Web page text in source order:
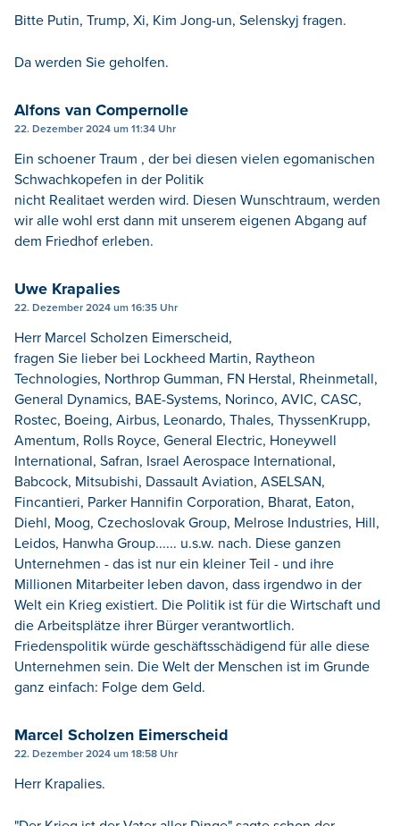
Bitte Putin, Trump, Xi, Kim Jong-un, Selenskyj fragen.
Da werden Sie geholfen.
Alfons van Compernolle
22. Dezember 2024 um 11:34 Uhr
Ein schoener Traum , der bei diesen vielen egomanischen
Schwachkopefen in der Politik
nicht Realitaet werden wird. Diesen Wunschtraum, werden
wir alle wohl erst dann mit unserem eigenen Abgang auf
dem Friedhof erleben.
Uwe Krapalies
22. Dezember 2024 um 16:35 Uhr
Herr Marcel Scholzen Eimerscheid,
fragen Sie lieber bei Lockheed Martin, Raytheon
Technologies, Northrop Gumman, FN Herstal, Rheinmetall,
General Dynamics, BAE-Systems, Norinco, AVIC, CASC,
Rostec, Boeing, Airbus, Leonardo, Thales, ThyssenKrupp,
Amentum, Rolls Royce, General Electric, Honeywell
International, Safran, Israel Aerospace International,
Babcock, Mitsubishi, Dassault Aviation, ASELSAN,
Fincantieri, Parker Hannifin Corporation, Bharat, Eaton,
Diehl, Moog, Czechoslovak Group, Melrose Industries, Hill,
Leidos, Hanwha Group...... u.s.w. nach. Diese ganzen
Unternehmen - das ist nur ein kleiner Teil - und ihre
Millionen Mitarbeiter leben davon, dass irgendwo in der
Welt ein Krieg existiert. Die Politik ist für die Wirtschaft und
die Arbeitsplätze ihrer Bürger verantwortlich.
Friedenspolitik würde geschäftsschädigend für alle diese
Unternehmen sein. Die Welt der Menschen ist im Grunde
ganz einfach: Folge dem Geld.
Marcel Scholzen Eimerscheid
22. Dezember 2024 um 18:58 Uhr
Herr Krapalies.